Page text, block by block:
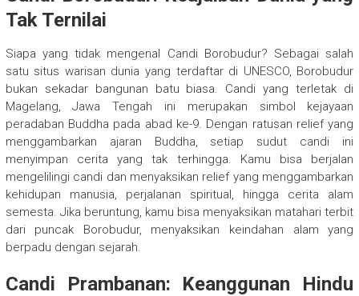
Tak Ternilai
Siapa yang tidak mengenal Candi Borobudur? Sebagai salah
satu situs warisan dunia yang terdaftar di UNESCO, Borobudur
bukan sekadar bangunan batu biasa. Candi yang terletak di
Magelang, Jawa Tengah ini merupakan simbol kejayaan
peradaban Buddha pada abad ke-9. Dengan ratusan relief yang
menggambarkan ajaran Buddha, setiap sudut candi ini
menyimpan cerita yang tak terhingga. Kamu bisa berjalan
mengelilingi candi dan menyaksikan relief yang menggambarkan
kehidupan manusia, perjalanan spiritual, hingga cerita alam
semesta. Jika beruntung, kamu bisa menyaksikan matahari terbit
dari puncak Borobudur, menyaksikan keindahan alam yang
berpadu dengan sejarah.
Candi Prambanan: Keanggunan Hindu